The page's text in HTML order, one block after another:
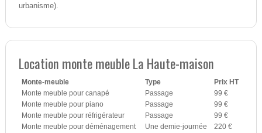
urbanisme).
Location monte meuble La Haute-maison
Monte-meuble Type
Prix HT
Monte meuble pour canapé
Passage
99 €
Monte meuble pour piano
Passage
99 €
Monte meuble pour réfrigérateur
Passage
99 €
Monte meuble pour déménagement
Une demie-journée
220 €